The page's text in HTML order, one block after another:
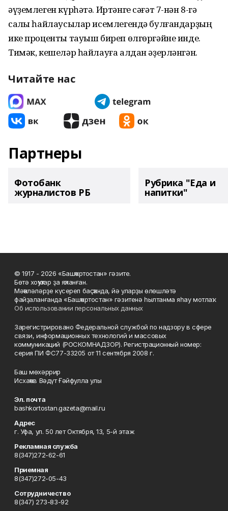
әүҙемлеген күрһәтә. Иртәнге сәғәт 7-нән 8-гә
саҡлы һайлаусылар исемлегендә булғандарҙың
ике проценты тауыш биреп өлгөргәйне инде.
Тимәк, кешеләр һайлауға алдан әҙерләнгән.
Читайте нас
Партнеры
Фотобанк
журналистов РБ
Рубрика "Еда и
напитки"
© 1917 - 2026 «Башҡортостан» гәзите.
Бөтә хоҡуҡтар ҙа яҡланған.
Мәҡәләләрҙе күсереп баҫҡанда, йә уларҙы өлөшләтә
файҙаланғанда «Башҡортостан» гәзитенә һылтанма яһау мотлаҡ.
Об использовании персональных данных
Зарегистрировано Федеральной службой по надзору в сфере
связи, информационных технологий и массовых
коммуникаций (РОСКОМНАДЗОР). Регистрационный номер:
серия ПИ ФС77-33205 от 11 сентября 2008 г.
Баш мөхәррир
Исхаҡов Вәдүт Ғәйфулла улы
Эл. почта
bashkortostan.gazeta@mail.ru
Адрес
г. Уфа, ул. 50 лет Октября, 13, 5-й этаж
Рекламная служба
8(347)272-62-61
Приемная
8(347)272-05-43
Сотрудничество
8(347) 273-83-92